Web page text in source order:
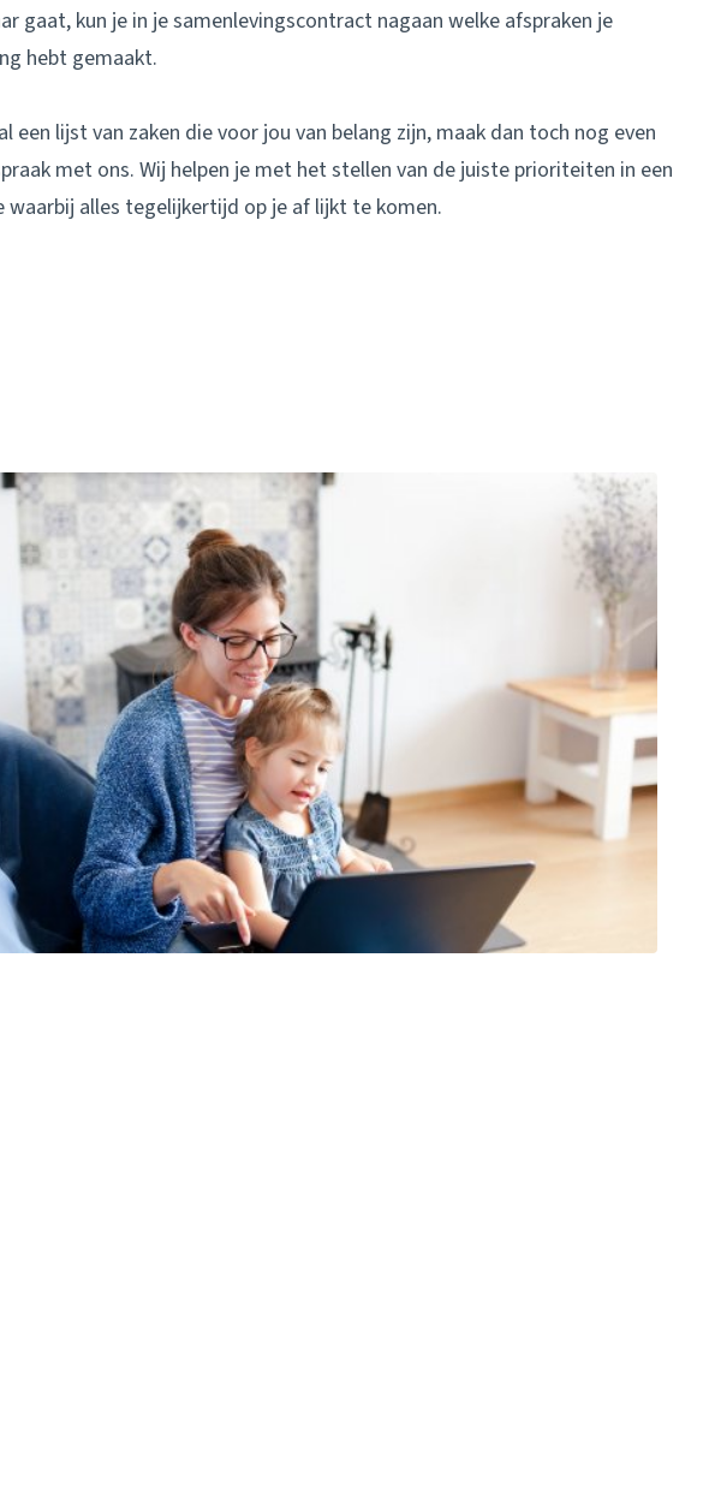
gaat, kun je in je samenlevingscontract nagaan welke afspraken je
hebt gemaakt.
een lijst van zaken die voor jou van belang zijn, maak dan toch nog even
met ons. Wij helpen je met het stellen van de juiste prioriteiten in een
waarbij alles tegelijkertijd op je af lijkt te komen.